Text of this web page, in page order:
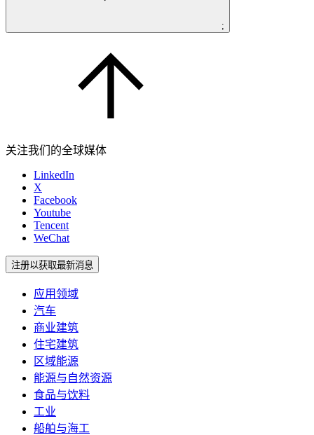
;
关注我们的全球媒体
LinkedIn
X
Facebook
Youtube
Tencent
WeChat
注册以获取最新消息
应用领域
汽车
商业建筑
住宅建筑
区域能源
能源与自然资源
食品与饮料
工业
船舶与海工